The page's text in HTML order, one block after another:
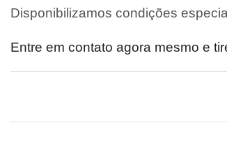
Disponibilizamos condições
Entre em contato agora mesmo e